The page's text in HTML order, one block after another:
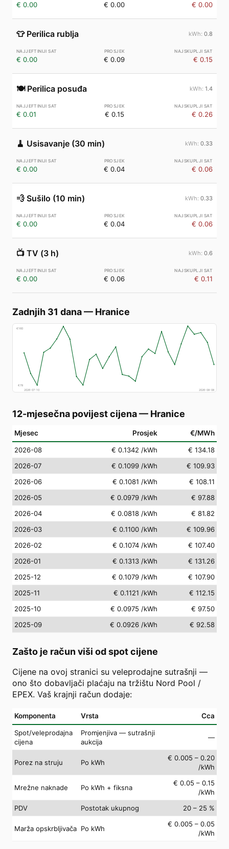
€ 0.00 € 0.00 € 0.00
👕 Perilica rublja 0.8
€ 0.00 € 0.09 € 0.15
🍽️ Perilica posuđa 1.4
€ 0.01 € 0.15 € 0.26
🧹 Usisavanje (30 min) 0.33
€ 0.00 € 0.04 € 0.06
💨 Sušilo (10 min) 0.33
€ 0.00 € 0.04 € 0.06
📺 TV (3 h) 0.6
€ 0.00 € 0.06 € 0.11
Zadnjih 31 dana— Hranice
€160
€78
2026-07-10
2026-08-08
12-mjesečna povijest cijena— Hranice
Mjesec Prosjek €/MWh
2026-08 € 0.1342 /kWh
€ 134.18
2026-07
€ 0.1099 /kWh
€ 109.93
2026-06
€ 0.1081 /kWh
€ 108.11
2026-05
€ 0.0979 /kWh
€ 97.88
2026-04
€ 0.0818 /kWh
€ 81.82
2026-03
€ 0.1100 /kWh
€ 109.96
2026-02
€ 0.1074 /kWh
€ 107.40
2026-01
€ 0.1313 /kWh
€ 131.26
2025-12
€ 0.1079 /kWh
€ 107.90
2025-11
€ 0.1121 /kWh
€ 112.15
2025-10
€ 0.0975 /kWh
€ 97.50
2025-09
€ 0.0926 /kWh € 92.58
Zašto je račun viši od spot cijene
Cijene na ovoj stranici su veleprodajne sutrašnji —
ono što dobavljači plaćaju na tržištu Nord Pool /
EPEX. Vaš krajnji račun dodaje:
Komponenta Vrsta Cca
Spot/veleprodajna
cijena
Promjenjiva — sutrašnji
aukcija
—
Porez na struju Po kWh
€ 0.005 – 0.20
/kWh
Mrežne naknade Po kWh + fiksna
€ 0.05 – 0.15
/kWh
PDV
Postotak ukupnog 20 – 25 %
Marža opskrbljivača Po kWh
€ 0.005 – 0.05
/kWh